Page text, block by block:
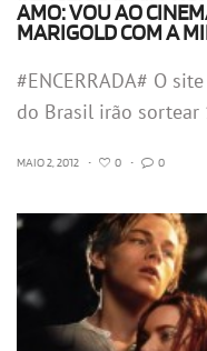
AMO: VOU AO
MARIGOLD COM A
#ENCERRADA# O
do Brasil irão sortear
MAIO 2, 2012 • 0 • 0